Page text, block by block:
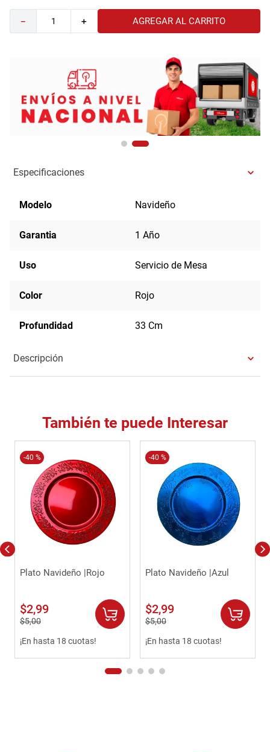
＋
－ AGREGAR AL CARRITO
Especificaciones
Modelo Navideño
Garantia 1 Año
Uso Servicio de Mesa
Color Rojo
Profundidad 33 Cm
Descripción
También te puede Interesar
-40 %
Plato Navideño |Rojo
$2,99
$5,00
¡En hasta 18 cuotas!
-40 %
Plato Navideño |Azul
$2,99
$5,00
¡En hasta 18 cuotas!